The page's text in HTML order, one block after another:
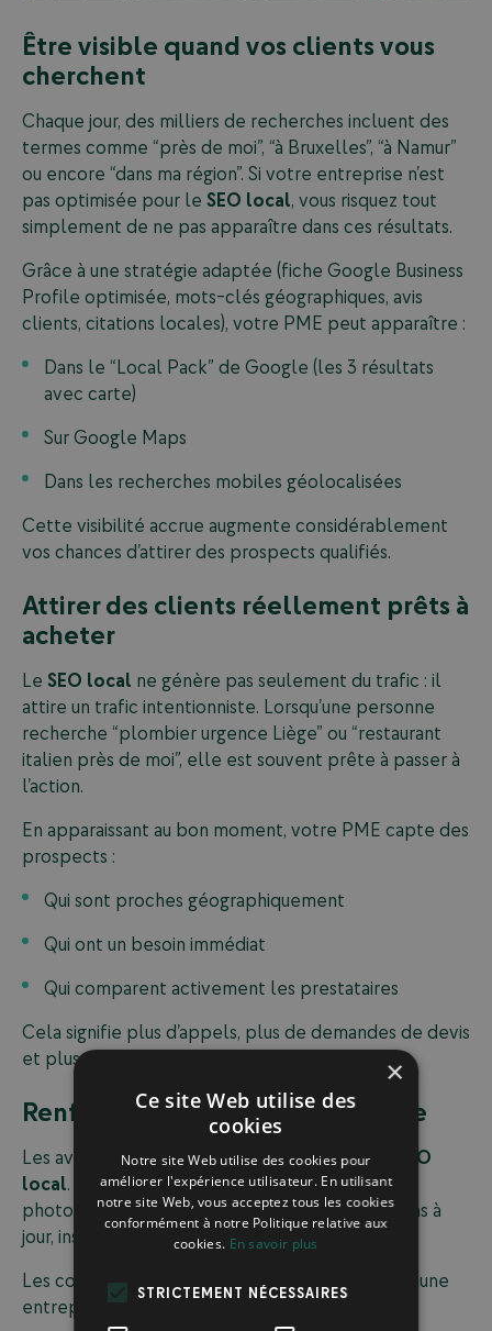
Être visible quand vos clients vous
cherchent
Chaque jour, des milliers de recherches incluent des
termes comme “près de moi”, “à Bruxelles”, “à Namur”
ou encore “dans ma région”. Si votre entreprise n’est
pas optimisée pour le SEO local, vous risquez tout
simplement de ne pas apparaître dans ces résultats.
Grâce à une stratégie adaptée (fiche Google Business
Profile optimisée, mots-clés géographiques, avis
clients, citations locales), votre PME peut apparaître :
Dans le “Local Pack” de Google (les 3 résultats
avec carte)
Sur Google Maps
Dans les recherches mobiles géolocalisées
Cette visibilité accrue augmente considérablement
vos chances d’attirer des prospects qualifiés.
Attirer des clients réellement prêts à
acheter
Le SEO local ne génère pas seulement du trafic : il
attire un trafic intentionniste. Lorsqu’une personne
recherche “plombier urgence Liège” ou “restaurant
italien près de moi”, elle est souvent prête à passer à
l’action.
En apparaissant au bon moment, votre PME capte des
prospects :
Qui sont proches géographiquement
Qui ont un besoin immédiat
Qui comparent activement les prestataires
Cela signifie plus d’appels, plus de demandes de devis
et plus de visites en magasin.
Renforcer votre crédibilité locale
Les avis clients jouent un rôle central dans le
SEO
local. Une fiche Google bien remplie, avec des
photos, des réponses aux avis et des informations à
jour, inspire confiance.
Les consommateurs font davantage confiance à une
entreprise :
×
Ce site Web utilise des
cookies
Notre site Web utilise des cookies pour
améliorer l'expérience utilisateur. En utilisant
notre site Web, vous acceptez tous les cookies
conformément à notre Politique relative aux
cookies. En savoir plus
STRICTEMENT NÉCESSAIRES